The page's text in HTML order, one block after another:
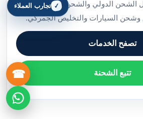
الشحن الدولي والشحن البري والجوي
وشحن السيارات والتخليص الجمركي.
تصفح الخدمات
تتبع الشحنة ☎
تجارب العملاء